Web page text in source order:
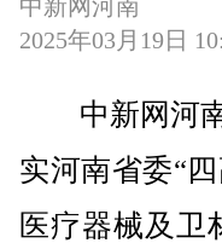
中新网河南
2025年03月19日
中新网河南
实河南省委“
医疗器械及卫